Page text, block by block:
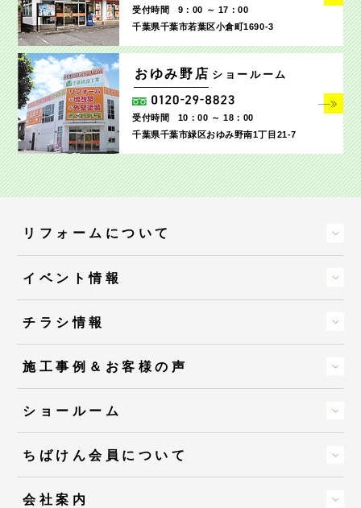
受付時間
9：00 ～ 17：00
千葉県千葉市若葉区小倉町1690‐3
おゆみ野店 ショールーム
受付時間
10：00 ～ 18：00
千葉県千葉市緑区おゆみ野南1丁目21-7
リフォームについて
イベント情報
チラシ情報
施工事例＆お客様の声
ショールーム
ちばけん会員について
会社案内